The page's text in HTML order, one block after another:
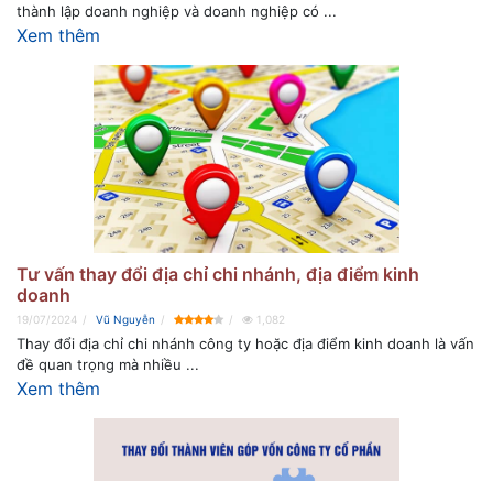
thành lập doanh nghiệp và doanh nghiệp có ...
Xem thêm
Tư vấn thay đổi địa chỉ chi nhánh, địa điểm kinh
doanh
19/07/2024 Vũ Nguyễn 1,082
Thay đổi địa chỉ chi nhánh công ty hoặc địa điểm kinh doanh là vấn
đề quan trọng mà nhiều ...
Xem thêm